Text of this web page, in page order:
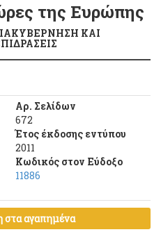
της Ευρώπης
ΚΑΙ
Αρ. Σελίδων
672
Έτος έκδοσης εντύπου
2011
Κωδικός στον Εύδοξο
11886
αγαπημένα